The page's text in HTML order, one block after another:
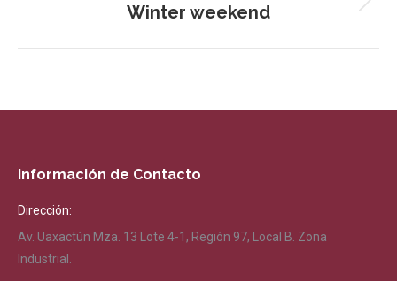
proyectos
Proyecto
Winter weekend
Información de Contacto
Dirección:
Av. Uaxactún Mza. 13 Lote 4-1, Región 97, Local B. Zona
Industrial.